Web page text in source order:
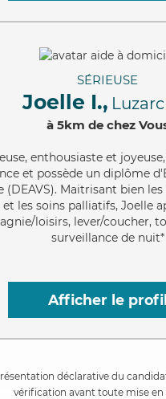
SÉRIEUSE
Joelle I.,
à 5km de chez
, enthousiaste et
et possède un diplôme
(DEAVS). Maitrisant bien
et les soins palliatifs, Joelle
loisirs, lever/coucher,
surveillance de nuit*
Afficher le profil
déclarative du
vérification avant toute mise en